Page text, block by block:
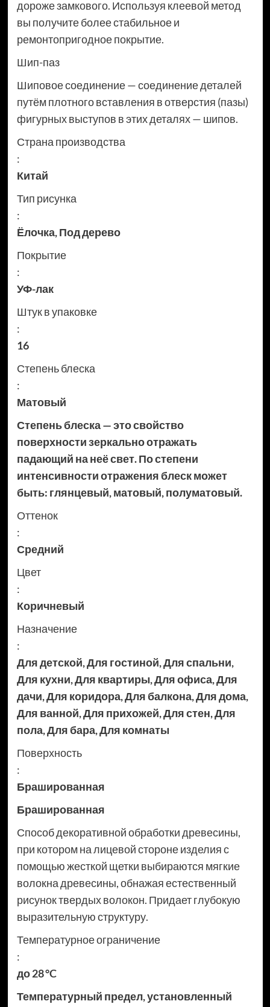
дороже замкового. Используя клеевой метод
вы получите более стабильное и
ремонтопригодное покрытие.
Шип-паз
Шиповое соединение — соединение деталей
путём плотного вставления в отверстия (пазы)
фигурных выступов в этих деталях — шипов.
Страна производства
:
Китай
Тип рисунка
:
Ёлочка,Под дерево
Покрытие
:
УФ-лак
Штук в упаковке
:
16
Степень блеска
:
Матовый
Степень блеска — это свойство
поверхности зеркально отражать
падающий на неё свет. По степени
интенсивности отражения блеск может
быть: глянцевый, матовый, полуматовый.
Оттенок
:
Средний
Цвет
:
Коричневый
Назначение
:
Для детской,Для гостиной,Для спальни,
Для кухни,Для квартиры,Для офиса,Для
дачи,Для коридора,Для балкона,Для дома,
Для ванной,Для прихожей,Для стен,Для
пола,Для бара,Для комнаты
Поверхность
:
Брашированная
Брашированная
Способ декоративной обработки древесины,
при котором на лицевой стороне изделия с
помощью жесткой щетки выбираются мягкие
волокна древесины, обнажая естественный
рисунок твердых волокон. Придает глубокую
выразительную структуру.
Температурное ограничение
:
до 28 °C
Температурный предел, установленный